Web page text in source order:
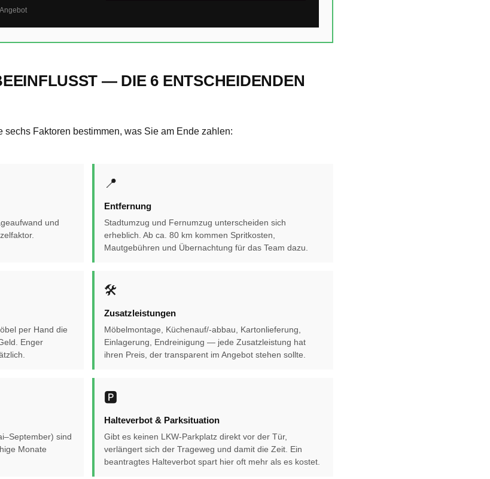
— DIE 6 ENTSCHEIDENDEN
sechs Faktoren bestimmen, was Sie am Ende zahlen:
und
📍
Entfernung
Stadtumzug und Fernumzug unterscheiden sich
erheblich. Ab ca. 80 km kommen Spritkosten,
Mautgebühren und Übernachtung für das Team dazu.
per Hand die
Enger
🛠️
Zusatzleistungen
Möbelmontage, Küchenauf/-abbau, Kartonlieferung,
Einlagerung, Endreinigung — jede Zusatzleistung hat
ihren Preis, der transparent im Angebot stehen sollte.
sind
Monate
🅿️
Halteverbot & Parksituation
Gibt es keinen LKW-Parkplatz direkt vor der Tür,
verlängert sich der Trageweg und damit die Zeit. Ein
beantragtes Halteverbot spart hier oft mehr als es kostet.